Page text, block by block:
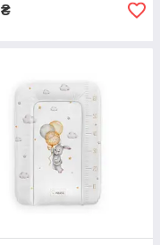
₴